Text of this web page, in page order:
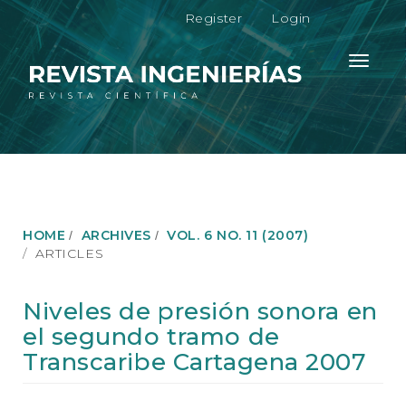
M
a
n
N
a
g
n
M
n
C
o
n
Register Login
Toggle
HOME ARCHIVES
VOL. 6 NO. 11 (2007)
ARTICLES
Niveles de presión sonora en
el segundo tramo de
Transcaribe Cartagena 2007